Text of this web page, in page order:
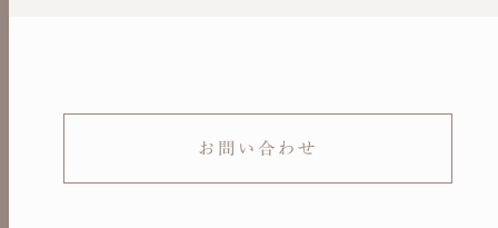
で新年にぴったり」と高い評価をいただき
ました。空間装飾責任者 髙橋 麻美
お問い合わせ